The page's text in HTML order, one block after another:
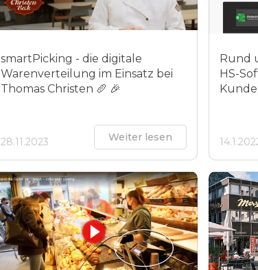
smartPicking - die digitale
Warenverteilung im Einsatz bei
Thomas Christen 🥖 🎉
28.11.2023 Weiter lesen
Rund
HS-